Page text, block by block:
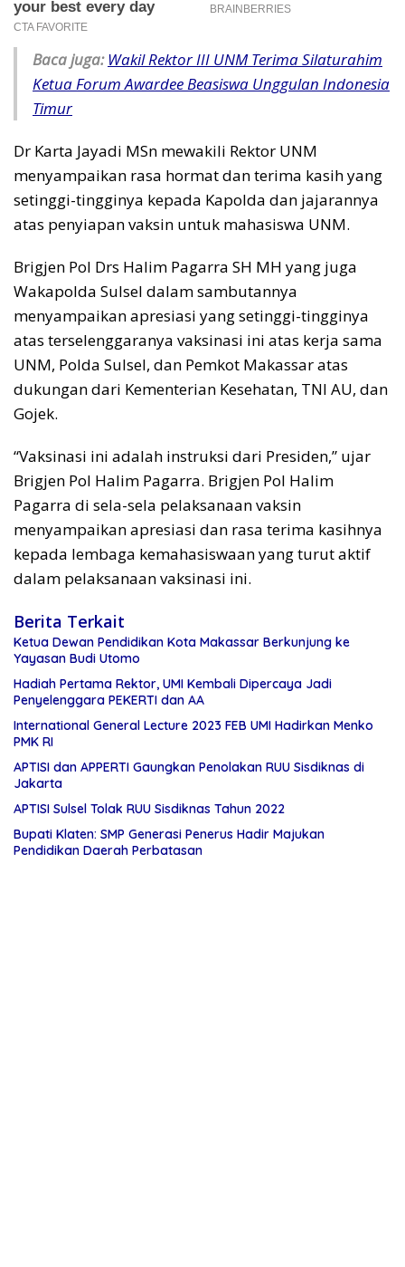
Baca juga: Wakil Rektor III UNM Terima Silaturahim
Ketua Forum Awardee Beasiswa Unggulan Indonesia
Timur
Dr Karta Jayadi MSn mewakili Rektor UNM
menyampaikan rasa hormat dan terima kasih yang
setinggi-tingginya kepada Kapolda dan jajarannya
atas penyiapan vaksin untuk mahasiswa UNM.
Brigjen Pol Drs Halim Pagarra SH MH yang juga
Wakapolda Sulsel dalam sambutannya
menyampaikan apresiasi yang setinggi-tingginya
atas terselenggaranya vaksinasi ini atas kerja sama
UNM, Polda Sulsel, dan Pemkot Makassar atas
dukungan dari Kementerian Kesehatan, TNI AU, dan
Gojek.
“Vaksinasi ini adalah instruksi dari Presiden,” ujar
Brigjen Pol Halim Pagarra. Brigjen Pol Halim
Pagarra di sela-sela pelaksanaan vaksin
menyampaikan apresiasi dan rasa terima kasihnya
kepada lembaga kemahasiswaan yang turut aktif
dalam pelaksanaan vaksinasi ini.
Berita Terkait
Ketua Dewan Pendidikan Kota Makassar Berkunjung ke
Yayasan Budi Utomo
Hadiah Pertama Rektor, UMI Kembali Dipercaya Jadi
Penyelenggara PEKERTI dan AA
International General Lecture 2023 FEB UMI Hadirkan Menko
PMK RI
APTISI dan APPERTI Gaungkan Penolakan RUU Sisdiknas di
Jakarta
APTISI Sulsel Tolak RUU Sisdiknas Tahun 2022
Bupati Klaten: SMP Generasi Penerus Hadir Majukan
Pendidikan Daerah Perbatasan